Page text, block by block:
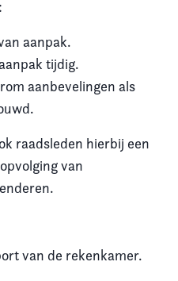
aanpak.
tijdig.
aanbevelingen als
raadsleden hierbij een
van
van de rekenkamer.